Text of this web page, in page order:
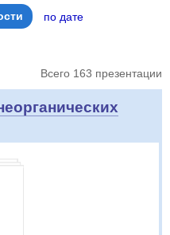
по дате
Всего 163 презентации